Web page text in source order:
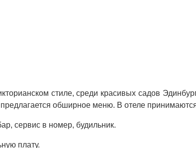
стиле, среди красивых садов
обширное меню. В отеле
сервис в номер, будильник.
плату.